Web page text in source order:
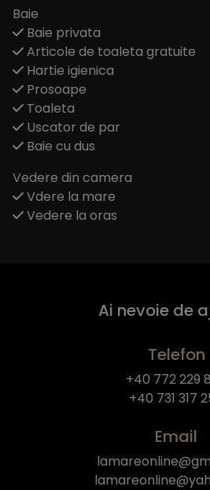
Baie
Baie privata
Articole de toaleta gratuite
Hartie igienica
Prosoape
Toaleta
Uscator de par
Baie cu dus
Vedere din camera
Vdere la mare
Vedere la oras
Ai nevoie de
Telefon
+40 772 229
+40 731 317
Email